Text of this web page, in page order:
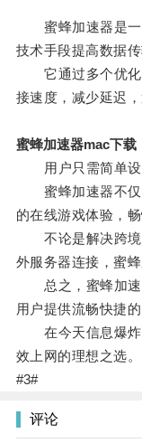
蜜蜂加速器是一
技术手段提高数据
它通过多个优化
接速度，减少延迟
蜜蜂加速器mac下载
用户只需简单设
蜜蜂加速器不仅
的在线游戏体验，
不论是解决跨境
外服务器连接，蜜
总之，蜜蜂加速
用户提供流畅快捷的
在今天信息爆炸
效上网的理想之选。
#3#
评论